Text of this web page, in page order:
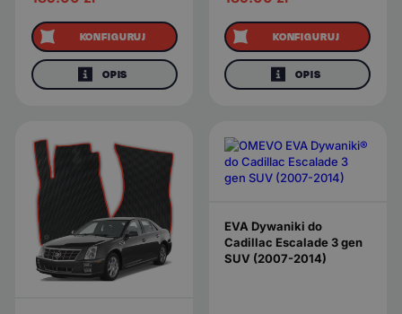
KONFIGURUJ
OPIS
KONFIGURUJ
OPIS
EVA Dywaniki do
Cadillac Escalade 3 gen
SUV (2007-2014)